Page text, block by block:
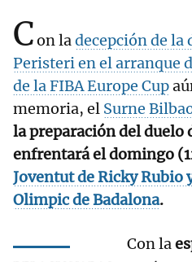
Con ladecepción de la
Peristeri en el arranque
de la FIBA Europe Cup
memoria, el Surne
la preparación del duelo
enfrentará el domingo
Joventut de Ricky Rubio
Olimpic de Badalona.
Con la